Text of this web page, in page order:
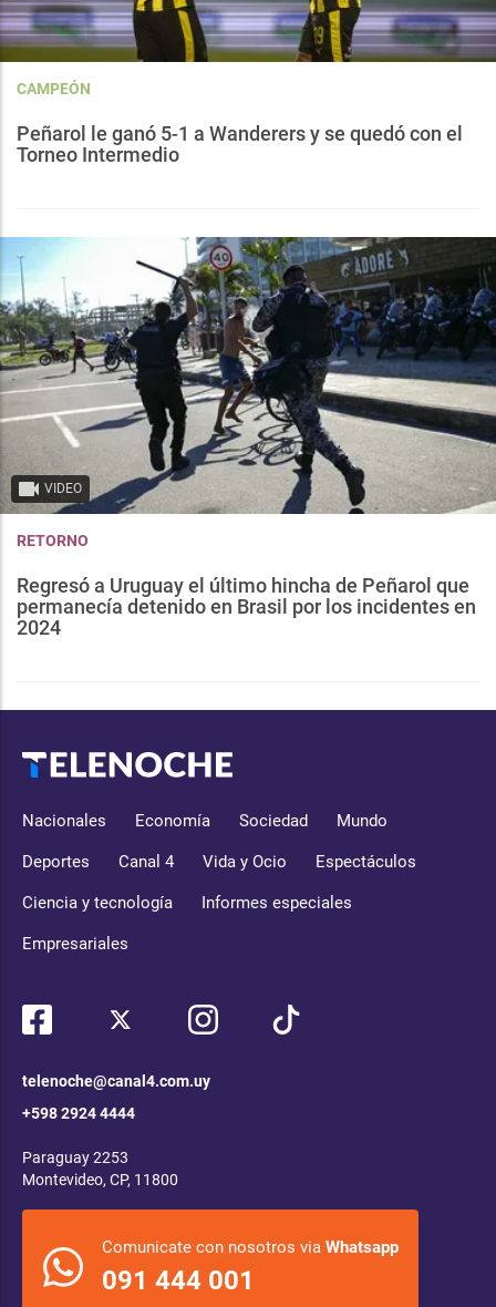
CAMPEÓN
Peñarol le ganó 5-1 a Wanderers y se quedó con el
Torneo Intermedio
VIDEO
RETORNO
Regresó a Uruguay el último hincha de Peñarol que
permanecía detenido en Brasil por los incidentes en
2024
Nacionales Economía Sociedad Mundo
Deportes Canal 4 Vida y Ocio Espectáculos
Ciencia y tecnología Informes especiales
Empresariales
telenoche@canal4.com.uy
+598 2924 4444
Paraguay 2253
Montevideo, CP, 11800
Comunicate con nosotros via Whatsapp
091 444 001